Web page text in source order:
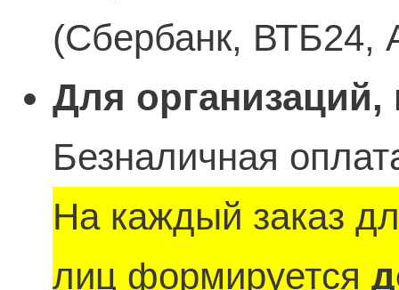
(Сбербанк, ВТБ24,
Для
Безналичная
На каждый заказ
лиц формируется